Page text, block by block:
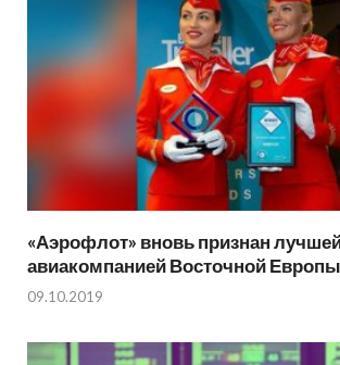
«Аэрофлот» вновь признан
авиакомпанией Восточной Европы
09.10.2019